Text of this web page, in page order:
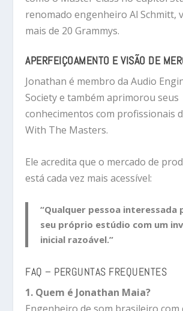
renomado engenheiroAl Schmitt,
mais de 20 Grammys.
APERFEIÇOAMENTO E VISÃO DE
Jonathan é membro daAudio
Societye também aprimorou seus
conhecimentos com profissionais
With The Masters.
Ele acredita que o mercado de
está cada vez mais acessível:
“Qualquer pessoa interessada
seu próprio estúdio com um
inicial razoável.”
FAQ – PERGUNTAS FREQUENTES
1. Quem é Jonathan Maia?